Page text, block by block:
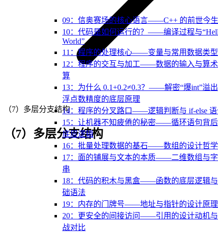
09：信奥赛场的核心语言——C++ 的前世今生
10：代码是如何运行的？——编译过程与
World”
11：程序的处理核心——变量与常用数据类型
12：程序的交互与加工——数据的输入与算
算
13：为什么 0.1+0.2≠0.3？——解密“爆int”溢
浮点数精度的底层原理
14：程序的分叉路口——逻辑判断与 if-else
15：让机器不知疲倦的秘密——循环语句背
底层逻辑
16：批量处理数据的基石——数组的设计哲学
17：面的铺展与文本的本质——二维数组与
串
18：代码的积木与黑盒——函数的底层逻辑
础语法
19：内存的门牌号——地址与指针的设计原理
20：更安全的间接访问——引用的设计动机
战对比
（7）多层分支结构
（7）多层分支结构